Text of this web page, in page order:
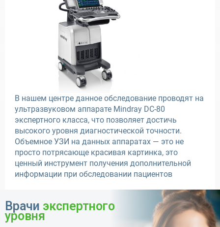
Врачи экспертного
уровня
В нашем центре данное обследование проводят на
ультразвуковом аппарате Mindray DC-80
экспертного класса, что позволяет достичь
высокого уровня диагностической точности.
Объемное УЗИ на данных аппаратах — это не
просто потрясающе красивая картинка, это
ценный инструмент получения дополнительной
информации при обследовании пациентов